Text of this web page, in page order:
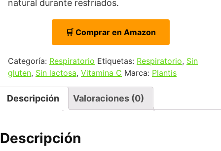
natural durante resfriados.
🛒 Comprar en Amazon
Categoría: Respiratorio Etiquetas: Respiratorio, Sin
gluten, Sin lactosa, Vitamina C Marca: Plantis
Descripción Valoraciones (0)
Descripción